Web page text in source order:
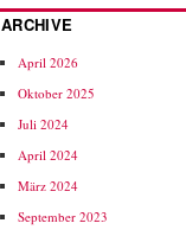
ARCHIVE
April 2026
Oktober 2025
Juli 2024
April 2024
März 2024
September 2023